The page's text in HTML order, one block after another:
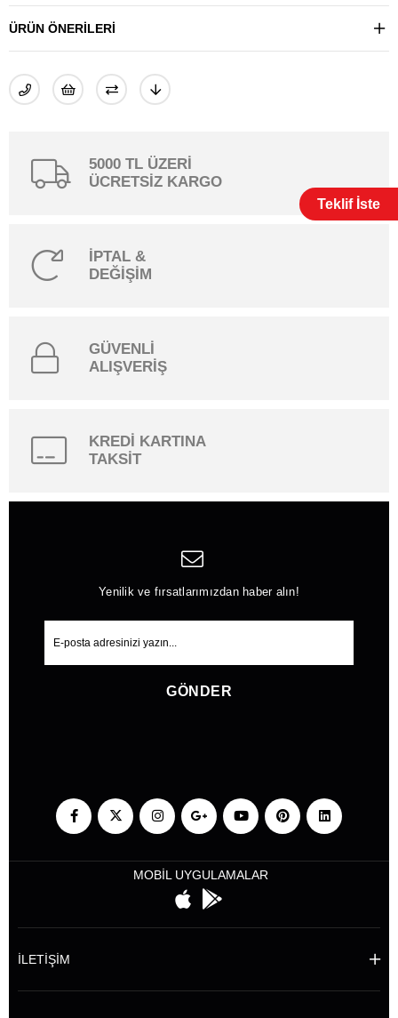
Teklif İste
ÜRÜN ÖNERILERI
5000 TL ÜZERİ
ÜCRETSİZ KARGO
İPTAL &
DEĞİŞİM
GÜVENLİ
ALIŞVERİŞ
KREDİ KARTINA
TAKSİT
Yenilik ve fırsatlarımızdan haber alın!
GÖNDER
MOBİL UYGULAMALAR
İLETİŞİM